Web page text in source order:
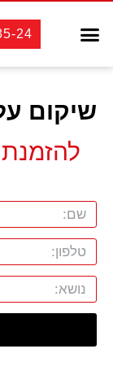
24
שיקום